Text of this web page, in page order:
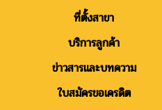
ที่ตั้งสาขา
บริการลูกค้า
ข่าวสารและบทความ
ใบสมัครขอเครดิต